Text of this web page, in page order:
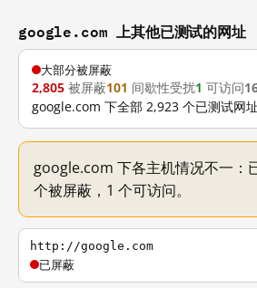
google.com 上其他已测试的网址
大部分被屏蔽
2,805 被屏蔽101 间歇性受扰1 可访问
google.com 下全部 2,923 个已测试网
google.com 下各主机情况不一：
个被屏蔽，1 个可访问。
http://google.com
已屏蔽